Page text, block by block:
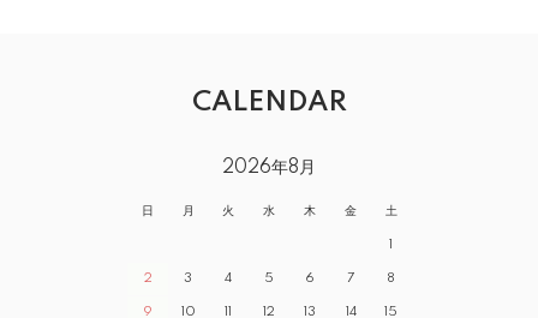
CALENDAR
2026年8月
日 月 火 水 木 金 土
1
2 3 4 5 6 7 8
9 10 11 12 13 14 15